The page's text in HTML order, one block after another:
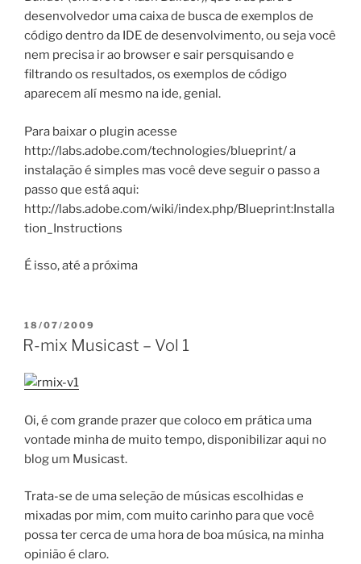
desenvolvedor uma caixa de busca de exemplos de
código dentro da IDE de desenvolvimento, ou seja você
nem precisa ir ao browser e sair persquisando e
filtrando os resultados, os exemplos de código
aparecem alí mesmo na ide, genial.
Para baixar o plugin acesse
http://labs.adobe.com/technologies/blueprint/ a
instalação é simples mas você deve seguir o passo a
passo que está aqui:
http://labs.adobe.com/wiki/index.php/Blueprint:Installa
tion_Instructions
É isso, até a próxima
PUBLICADO
EM
18/07/2009
R-mix Musicast – Vol 1
Oi, é com grande prazer que coloco em prática uma
vontade minha de muito tempo, disponibilizar aqui no
blog um Musicast.
Trata-se de uma seleção de músicas escolhidas e
mixadas por mim, com muito carinho para que você
possa ter cerca de uma hora de boa música, na minha
opinião é claro.